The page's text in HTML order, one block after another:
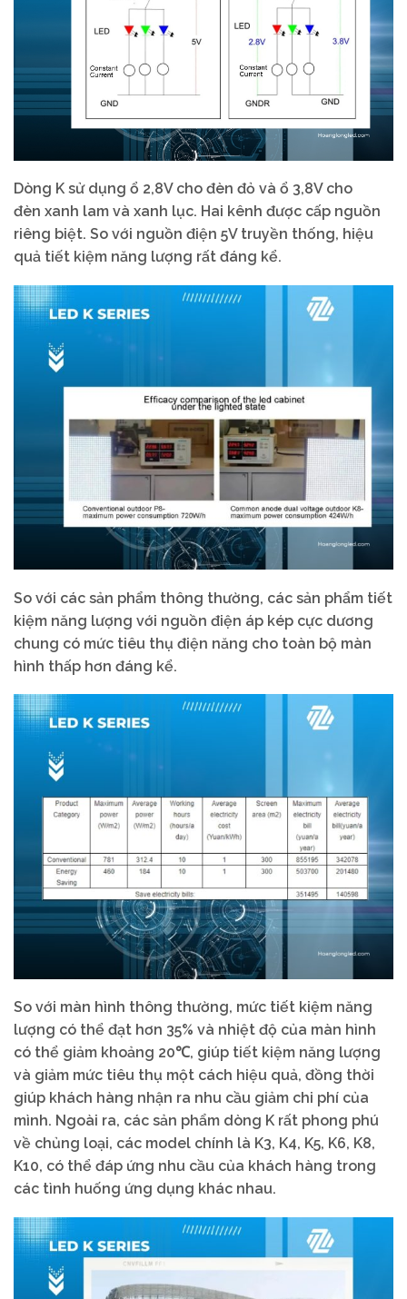
Dòng K sử dụng ổ 2,8V cho đèn đỏ và ổ 3,8V cho
đèn xanh lam và xanh lục. Hai kênh được cấp nguồn
riêng biệt. So với nguồn điện 5V truyền thống, hiệu
quả tiết kiệm năng lượng rất đáng kể.
So với các sản phẩm thông thường, các sản phẩm tiết
kiệm năng lượng với nguồn điện áp kép cực dương
chung có mức tiêu thụ điện năng cho toàn bộ màn
hình thấp hơn đáng kể.
So với màn hình thông thường, mức tiết kiệm năng
lượng có thể đạt hơn 35% và nhiệt độ của màn hình
có thể giảm khoảng 20℃, giúp tiết kiệm năng lượng
và giảm mức tiêu thụ một cách hiệu quả, đồng thời
giúp khách hàng nhận ra nhu cầu giảm chi phí của
mình. Ngoài ra, các sản phẩm dòng K rất phong phú
về chủng loại, các model chính là K3, K4, K5, K6, K8,
K10, có thể đáp ứng nhu cầu của khách hàng trong
các tình huống ứng dụng khác nhau.